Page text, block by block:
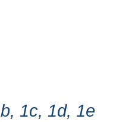
1c, 1d, 1e